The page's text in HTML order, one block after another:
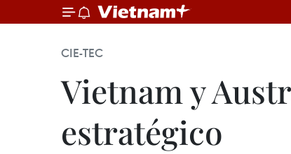
CIE-TEC
Vietnam y
estratégico